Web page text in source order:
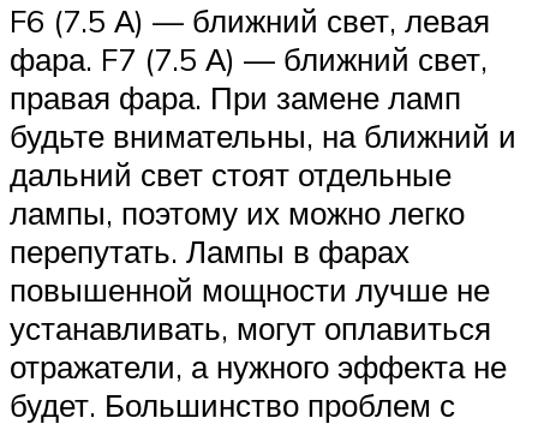
F6 (7.5 А) — ближний свет, левая
фара. F7 (7.5 А) — ближний свет,
правая фара. При замене ламп
будьте внимательны, на ближний и
дальний свет стоят отдельные
лампы, поэтому их можно легко
перепутать. Лампы в фарах
повышенной мощности лучше не
устанавливать, могут оплавиться
отражатели, а нужного эффекта не
будет. Большинство проблем с